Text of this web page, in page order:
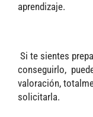
aprendizaje.
Si te sientes
conseguirlo,
valoración,
solicitarla.